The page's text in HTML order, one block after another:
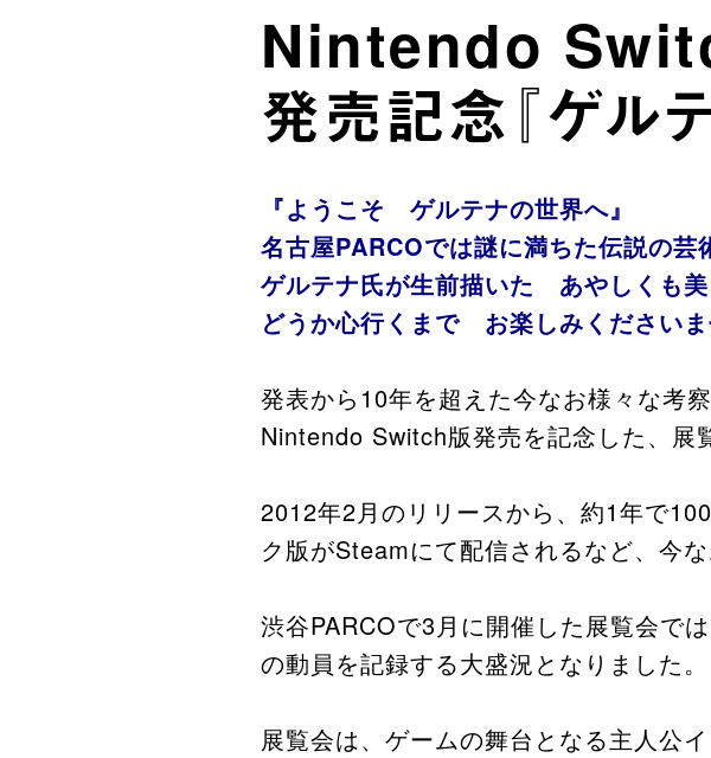
Nintendo
発売記念​『ゲル
『ようこそ ゲルテナの世界へ』
名古屋PARCOでは謎に満ちた伝説の芸
ゲルテナ氏が生前描いた あやしくも
どうか心行くまで お楽しみくださいま
発表から10年を超えた今なお様々な考
Nintendo Switch版発売を記念した、展
​2012年2月のリリースから、約1年で
ク版がSteamにて配信されるなど、今
渋谷PARCOで3月に開催した展覧会で
の動員を記録する大盛況となりました。​
展覧会は、ゲームの舞台となる主人公